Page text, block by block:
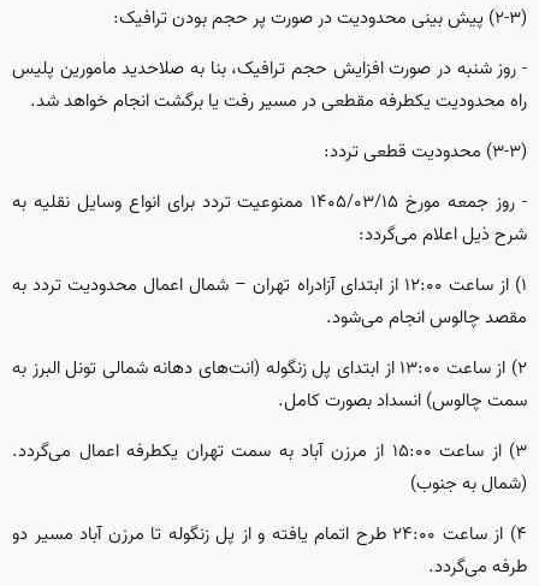
(۲-۳) پیش بینی محدودیت در صورت پر حجم بودن ترافیک:
- روز شنبه در صورت افزایش حجم ترافیک، بنا به صلاحدید مامورین پلیس
راه محدودیت یکطرفه مقطعی در مسیر رفت یا برگشت انجام خواهد شد.
(۳-۳) محدودیت قطعی تردد:
- روز جمعه مورخ ۱۴۰۵/۰۳/۱۵ ممنوعیت تردد برای انواع وسایل نقلیه به
شرح ذیل اعلام می‌گردد:
۱) از ساعت ۱۲:۰۰ از ابتدای آزادراه تهران – شمال اعمال محدودیت تردد به
مقصد چالوس انجام می‌شود.
۲) از ساعت ۱۳:۰۰ از ابتدای پل زنگوله (انت‌های دهانه شمالی تونل البرز به
سمت چالوس) انسداد بصورت کامل.
۳) از ساعت ۱۵:۰۰ از مرزن آباد به سمت تهران یکطرفه اعمال می‌گردد.
(شمال به جنوب)
۴) از ساعت ۲۴:۰۰ طرح اتمام یافته و از پل زنگوله تا مرزن آباد مسیر دو
طرفه می‌گردد.